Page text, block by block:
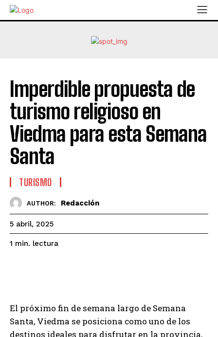
Imperdible propuesta de
turismo religioso en
Viedma para esta Semana
Santa
TURISMO
AUTHOR: Redacción
5 abril, 2025
1 min. lectura
El próximo fin de semana largo de Semana
Santa, Viedma se posiciona como uno de los
destinos ideales para disfrutar en la provincia,